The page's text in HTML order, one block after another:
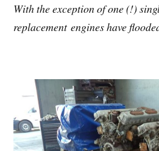
With the exception of one (!)
replacement engines have